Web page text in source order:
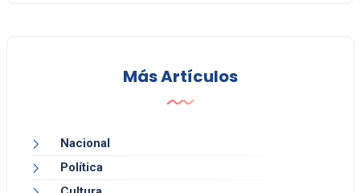
Más Artículos
Nacional
Política